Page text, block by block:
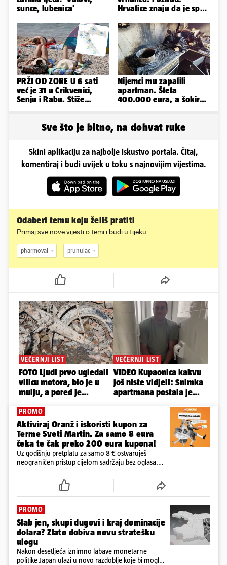
sunce, lubenica'
Hrvatice znaju da je spas
PRŽI OD ZORE U 6 sati
već je 31 u Crikvenici,
Senju i Rabu. Stiže
Nijemci mu zapalili
apartman. Šteta
400.000 eura, a šokirao
Sve što je bitno, na dohvat ruke
Skini aplikaciju za najbolje iskustvo portala. Čitaj,
komentiraj i budi uvijek u toku s najnovijim vijestima.
Odaberi temu koju želiš pratiti
Primaj sve nove vijesti o temi i budi u tijeku
pharmoval prunulac
PROMO
Aktiviraj Oranž i iskoristi kupon za
Terme Sveti Martin. Za samo 8 eura
čeka te čak preko 200 eura kupona!
Uz godišnju pretplatu za samo 8 € ostvaruješ
neograničen pristup cijelom sadržaju bez oglasa.
dnevne e-novine 24sata i tjednika Express. Ali ni to
PROMO
Slab jen, skupi dugovi i kraj dominacije
dolara? Zlato dobiva novu stratešku
ulogu
Nakon desetljeća iznimno labave monetarne
politike Japan ulazi u novo razdoblje koje bi moglo